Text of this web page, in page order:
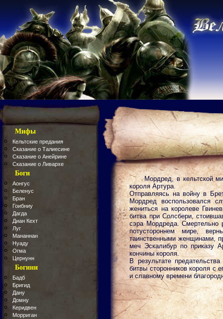
Мифы
Кельтские предания
Сказание о Талиесине
Сказание о Анейрине
Сказание о Ливархе
Боги
Аонгус
Беленус
Бран
Гоибниу
Дагда
Диан Кехт
Луг
Мананнан
Нуаду
Огма
Цернунн
Богини
Бадб
Бригид
Дану
Домну
Керидвен
Морриган
Мордред, в кельтской
короля Артура.
Отправляясь на войну в
Мордред воспользовался
жениться на королеве
битва при Солсбери,
сэра Мордреда. Смертельно
потустороннем мире,
таинственными женщинами,
меч Эскалибур по приказу
кончины короля.
В результате
битвы сторонников короля с
и славному времени